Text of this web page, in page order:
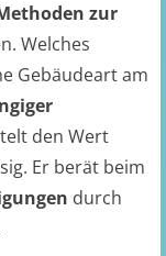
zur
Welches
Gebäudeart am
den Wert
Er berät beim
durch